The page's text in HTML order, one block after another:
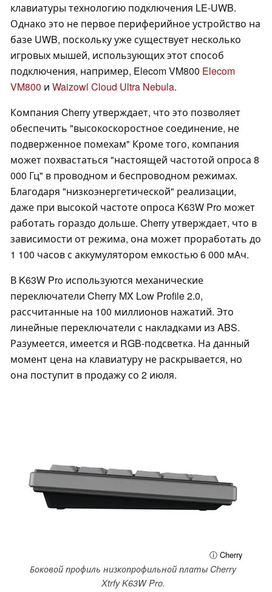
клавиатуры технологию подключения LE-UWB.
Однако это не первое периферийное устройство на
базе UWB, поскольку уже существует несколько
игровых мышей, использующих этот способ
подключения, например, Elecom VM800 Elecom
VM800 и Waizowl Cloud Ultra Nebula.
Компания Cherry утверждает, что это позволяет
обеспечить "высокоскоростное соединение, не
подверженное помехам" Кроме того, компания
может похвастаться "настоящей частотой опроса 8
000 Гц" в проводном и беспроводном режимах.
Благодаря "низкоэнергетической" реализации,
даже при высокой частоте опроса K63W Pro может
работать гораздо дольше. Cherry утверждает, что в
зависимости от режима, она может проработать до
1 100 часов с аккумулятором емкостью 6 000 мАч.
В K63W Pro используются механические
переключатели Cherry MX Low Profile 2.0,
рассчитанные на 100 миллионов нажатий. Это
линейные переключатели с накладками из ABS.
Разумеется, имеется и RGB-подсветка. На данный
момент цена на клавиатуру не раскрывается, но
она поступит в продажу со 2 июля.
ⓘ Cherry
Боковой профиль низкопрофильной платы Cherry
Xtrfy K63W Pro.